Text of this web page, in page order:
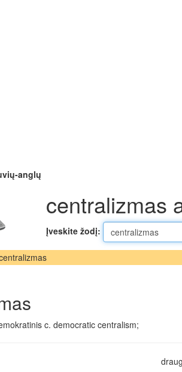
anglų
centralizmas
Įveskite žodį:
c. democratic centralism;